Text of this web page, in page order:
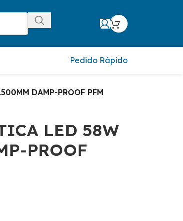
Pedido Rápido
DAMP-PROOF PFM
LED 58W
PROOF